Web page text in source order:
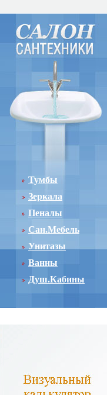
Тумбы
Зеркала
Пеналы
Сан.Мебель
Унитазы
Ванны
Душ.Кабины